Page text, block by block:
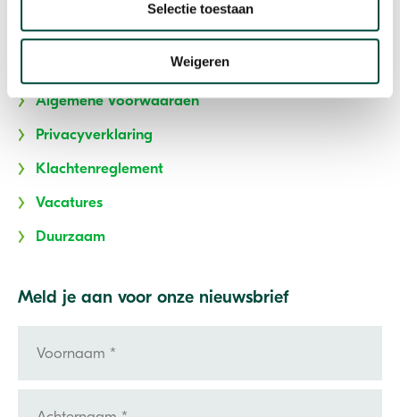
Selectie toestaan
Weigeren
Participatie
Algemene Voorwaarden
Privacyverklaring
Klachtenreglement
Vacatures
Duurzaam
Meld je aan voor onze nieuwsbrief